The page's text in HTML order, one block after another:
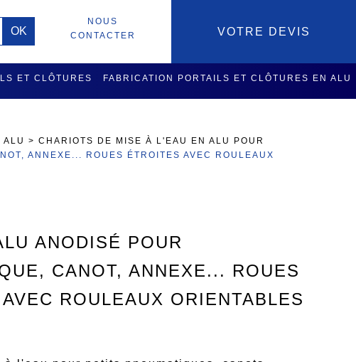
VOTRE DEVIS
NOUS
CONTACTER
ET CLÔTURES FABRICATION PORTAILS ET CLÔTURES EN ALU
ALU >CHARIOTS DE MISE À L'EAU EN ALU POUR
ANNEXE... ROUES ÉTROITES AVEC ROULEAUX
ANODISÉ POUR
CANOT, ANNEXE... ROUES
ROULEAUX ORIENTABLES